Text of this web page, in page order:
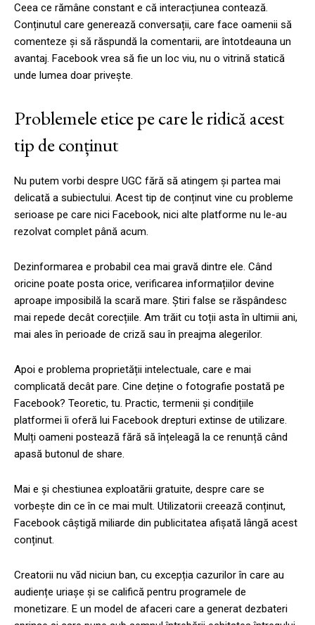
Ceea ce rămâne constant e că interacțiunea contează.
Conținutul care generează conversații, care face oamenii să
comenteze și să răspundă la comentarii, are întotdeauna un
avantaj. Facebook vrea să fie un loc viu, nu o vitrină statică
unde lumea doar privește.
Problemele etice pe care le ridică acest
tip de conținut
Nu putem vorbi despre UGC fără să atingem și partea mai
delicată a subiectului. Acest tip de conținut vine cu probleme
serioase pe care nici Facebook, nici alte platforme nu le-au
rezolvat complet până acum.
Dezinformarea e probabil cea mai gravă dintre ele. Când
oricine poate posta orice, verificarea informațiilor devine
aproape imposibilă la scară mare. Știri false se răspândesc
mai repede decât corecțiile. Am trăit cu toții asta în ultimii ani,
mai ales în perioade de criză sau în preajma alegerilor.
Apoi e problema proprietății intelectuale, care e mai
complicată decât pare. Cine deține o fotografie postată pe
Facebook? Teoretic, tu. Practic, termenii și condițiile
platformei îi oferă lui Facebook drepturi extinse de utilizare.
Mulți oameni postează fără să înțeleagă la ce renunță când
apasă butonul de share.
Mai e și chestiunea exploatării gratuite, despre care se
vorbește din ce în ce mai mult. Utilizatorii creează conținut,
Facebook câștigă miliarde din publicitatea afișată lângă acest
conținut.
Creatorii nu văd niciun ban, cu excepția cazurilor în care au
audiențe uriașe și se califică pentru programele de
monetizare. E un model de afaceri care a generat dezbateri